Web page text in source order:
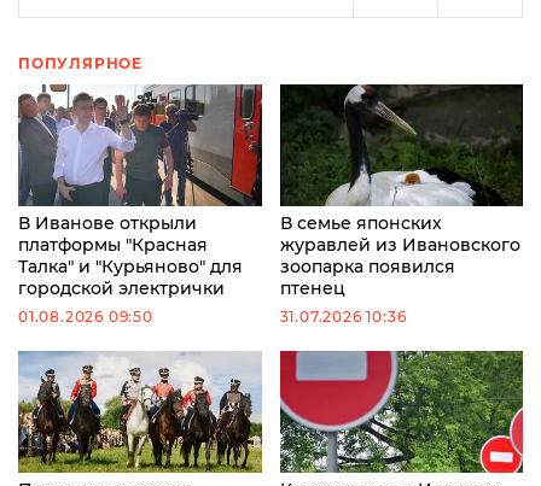
ПОПУЛЯРНОЕ
В Иванове открыли
платформы "Красная
Талка" и "Курьяново" для
городской электрички
01.08.2026 09:50
В семье японских
журавлей из Ивановского
зоопарка появился
птенец
31.07.2026 10:36